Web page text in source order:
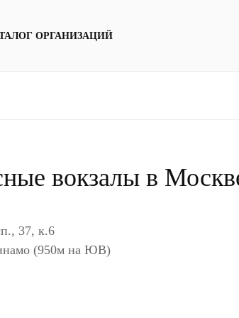
ОРГАНИЗАЦИЙ
вокзалы в
37, к.6
(950м на ЮВ)